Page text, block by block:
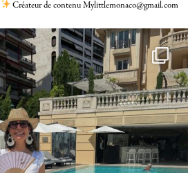
Créateur de contenu Mylittlemonaco@gmail.com